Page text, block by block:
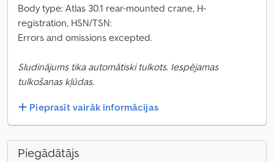
Body type: Atlas 30.1 rear-mounted crane, H-
registration, HSN/TSN:
Errors and omissions excepted.
Sludinājums tika automātiski tulkots. Iespējamas
tulkošanas kļūdas.
Pieprasīt vairāk informācijas
Piegādātājs